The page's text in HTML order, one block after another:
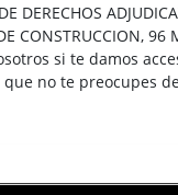
DERECHOS
CONSTRUCCION, 96
si te damos
no te preocupes